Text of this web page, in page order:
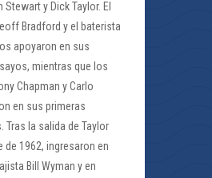
Stewart y Dick Taylor. El
Bradford y el baterista
apoyaron en sus
mientras que los
Chapman y Carlo
en sus primeras
Tras la salida de Taylor
de 1962, ingresaron en
Bill Wyman y en